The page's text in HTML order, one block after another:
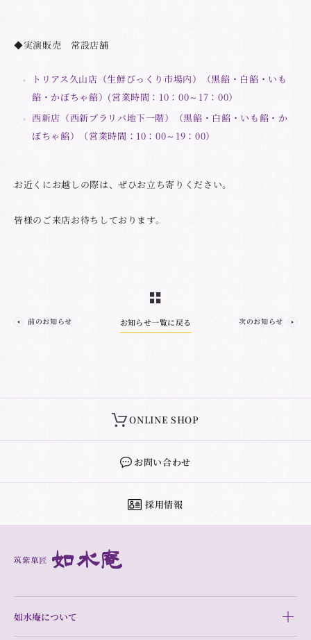
◆実演販売 常設店舗
トリアス久山店（生鮮びっくり市場内）（黒餡・白餡・いも
餡・かぼちゃ餡）(営業時間：10：00～17：00）
西新店（西新プラリバ地下一階）（黒餡・白餡・いも餡・か
ぼちゃ餡）（営業時間：10：00～19：00）
お近くにお越しの際は、ぜひお立ち寄りください。
皆様のご来店お待ちしております。
前のお知らせ お知らせ一覧に戻る 次のお知らせ
ONLINE SHOP
お問い合わせ
採用情報
如水庵について